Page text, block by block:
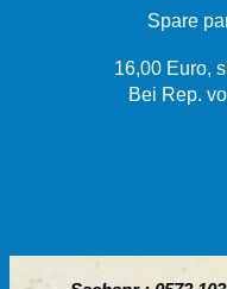
Spare
16,00 Euro,
Bei Rep.